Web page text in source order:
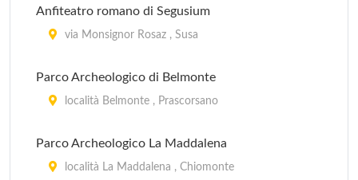
Anfiteatro romano di Segusium
via Monsignor Rosaz , Susa
Parco Archeologico di Belmonte
località Belmonte , Prascorsano
Parco Archeologico La Maddalena
località La Maddalena , Chiomonte